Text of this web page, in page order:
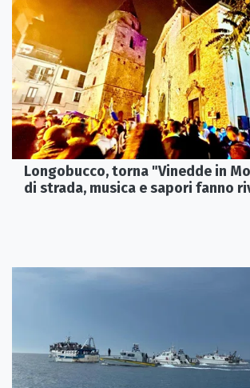
Longobucco, torna "Vinedde in
di strada, musica e sapori fanno